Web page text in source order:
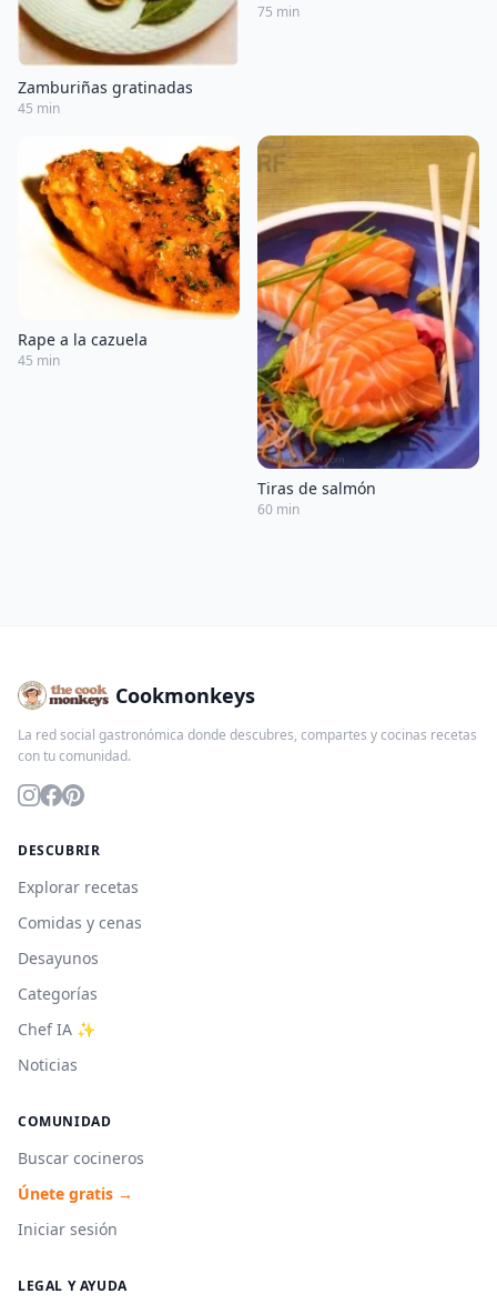
Zamburiñas gratinadas
45 min
75 min
Rape a la cazuela
45 min
Tiras de salmón
60 min
Cookmonkeys
La red social gastronómica donde descubres, compartes y cocinas recetas
con tu comunidad.
DESCUBRIR
Explorar recetas
Comidas y cenas
Desayunos
Categorías
Chef IA ✨
Noticias
COMUNIDAD
Buscar cocineros
Únete gratis →
Iniciar sesión
LEGAL Y AYUDA